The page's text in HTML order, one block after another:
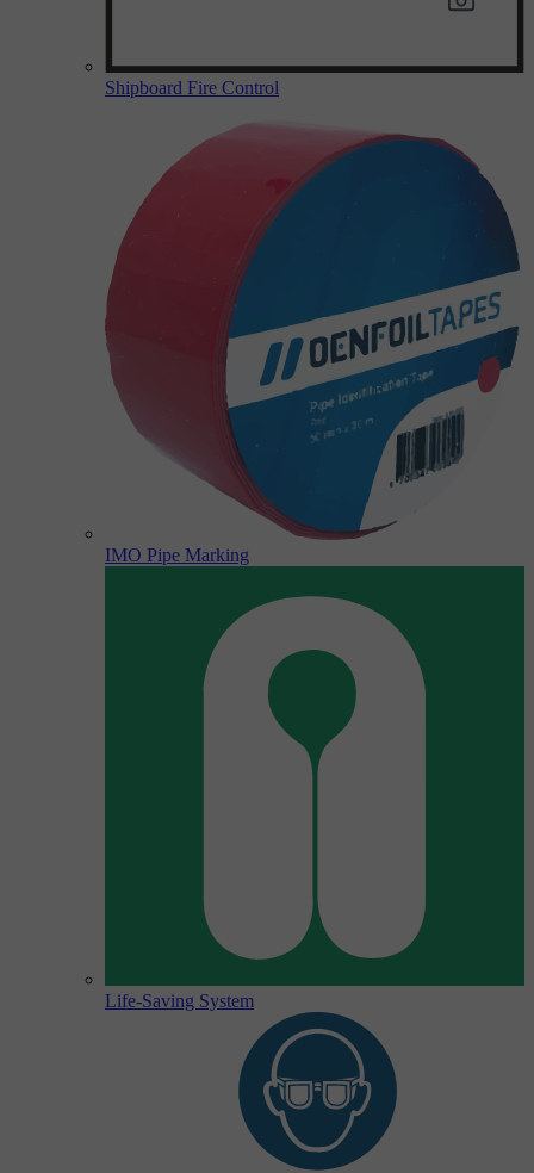
Shipboard Fire Control
IMO Pipe Marking
Life-Saving System